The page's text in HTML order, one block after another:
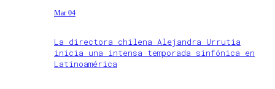
Mar 04
La directora chilena Alejandra Urrutia
inicia una intensa temporada sinfónica en
Latinoamérica